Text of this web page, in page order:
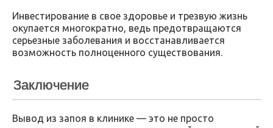
Инвестирование в свое здоровье и трезвую жизнь
окупается многократно, ведь предотвращаются
серьезные заболевания и восстанавливается
возможность полноценного существования.
Заключение
Вывод из запоя в клинике — это не просто